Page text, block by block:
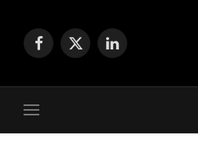
Facebook
X
LinkedIn